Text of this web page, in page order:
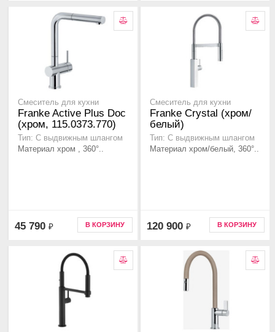
Смеситель для кухни
Franke Active Plus Doc
(хром, 115.0373.770)
Тип: С выдвижным шлангом
Материал хром , 360°..
45 790 ₽ В КОРЗИНУ
Смеситель для кухни
Franke Crystal (хром/
белый)
Тип: С выдвижным шлангом
Материал хром/белый, 360°..
120 900 ₽ В КОРЗИНУ